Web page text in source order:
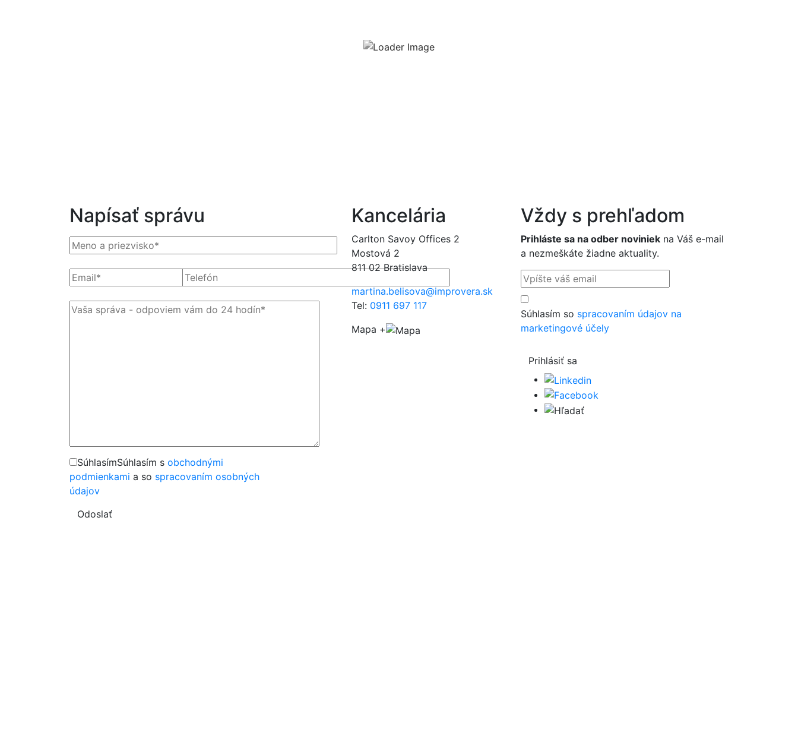
Napísať správu
SúhlasímSúhlasím s obchodnými
podmienkami a so spracovaním osobných
údajov
Odoslať
Kancelária
Carlton Savoy Offices 2
Mostová 2
811 02 Bratislava
martina.belisova@improvera.sk
Tel: 0911 697 117
Mapa +
Vždy s prehľadom
Prihláste sa na odber noviniek na Váš e-mail
a nezmeškáte žiadne aktuality.
Súhlasím so spracovaním údajov na
marketingové účely
Prihlásiť sa
Hľadať